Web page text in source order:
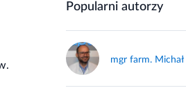
Popularni autorzy
mgr farm. Michał